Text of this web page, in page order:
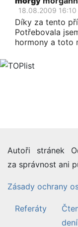
18.08.2009 16:10
Díky za tento
Potřebovala
hormony a toto
Autoři stránek
za správnost ani
Zásady ochrany
Referáty